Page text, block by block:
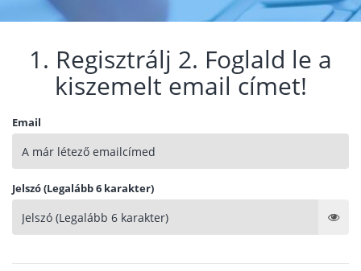
1. Regisztrálj 2. Foglald le a
kiszemelt email címet!
Email
Jelszó (Legalább 6 karakter)